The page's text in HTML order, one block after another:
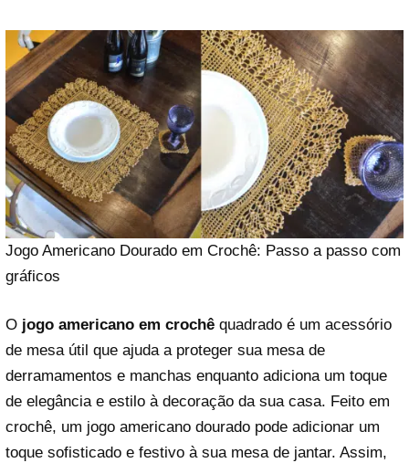
Jogo Americano Dourado em Crochê: Passo a passo com
gráficos
O jogo americano em crochê quadrado é um acessório
de mesa útil que ajuda a proteger sua mesa de
derramamentos e manchas enquanto adiciona um toque
de elegância e estilo à decoração da sua casa. Feito em
crochê, um jogo americano dourado pode adicionar um
toque sofisticado e festivo à sua mesa de jantar. Assim,